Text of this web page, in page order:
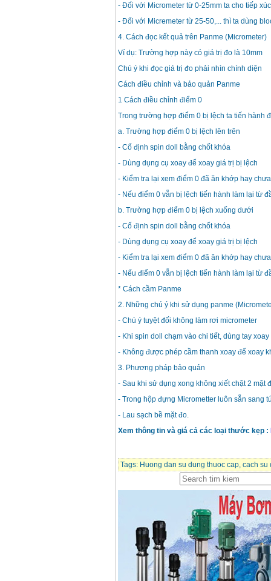
- Đối với Micrometer từ 0-25mm ta cho tiếp
- Đối với Micremeter từ 25-50,... thì ta dùng
4. Cách đọc kết quả trên Panme (Micrometer)
Ví dụ: Trường hợp này có giá trị đo là 10mm
Chú ý khi đọc giá trị đo phải nhìn chính diện
Cách điều chỉnh và bảo quản Panme
1 Cách điều chỉnh điểm 0
Trong trường hợp điểm 0 bị lệch ta tiến hành
a. Trường hợp điểm 0 bị lệch lên trên
- Cố định spin doll bằng chốt khóa
- Dùng dụng cụ xoay để xoay giá trị bị lệch
- Kiểm tra lại xem điểm 0 đã ăn khớp hay chưa
- Nếu điểm 0 vẫn bị lệch tiến hành làm lại từ
b. Trường hợp điểm 0 bị lệch xuống dưới
- Cố định spin doll bằng chốt khóa
- Dùng dụng cụ xoay để xoay giá trị bị lệch
- Kiểm tra lại xem điểm 0 đã ăn khớp hay chưa
- Nếu điểm 0 vẫn bị lệch tiến hành làm lại từ
* Cách cầm Panme
2. Những chú ý khi sử dụng panme
- Chú ý tuyệt đối không làm rơi micrometer
- Khi spin doll chạm vào chi tiết, dùng tay
- Không được phép cầm thanh xoay để xoay
3. Phương pháp bảo quản
- Sau khi sử dụng xong không xiết chặt 2 mặt
- Trong hộp đựng Micrometter luôn sẵn sang
- Lau sạch bề mặt đo.
Xem thông tin và giá cả các loại thước kẹp :
Tags: Huong dan su dung thuoc cap, cach su